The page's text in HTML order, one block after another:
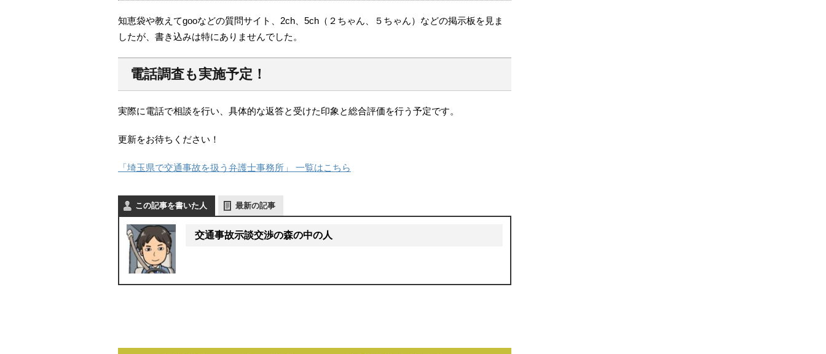
知恵袋や教えてgooなどの質問サイト、2ch、5ch（２ちゃん、５ちゃん）などの掲示板を見ま
したが、書き込みは特にありませんでした。
電話調査も実施予定！
実際に電話で相談を行い、具体的な返答と受けた印象と総合評価を行う予定です。
更新をお待ちください！
「埼玉県で交通事故を扱う弁護士事務所」 一覧はこちら
この記事を書いた人 最新の記事
交通事故示談交渉の森の中の人